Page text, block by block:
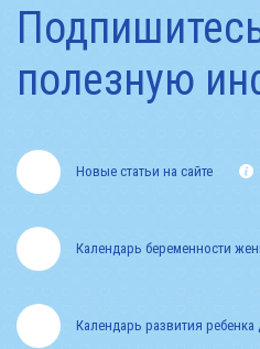
полезную
Новые статьи на сайте
Календарь развития ребенка
Календарь беременности